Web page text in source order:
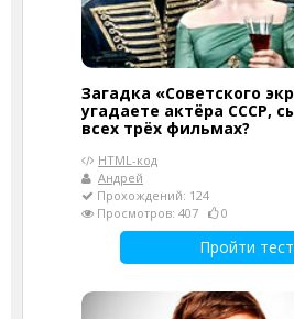
Загадка «Советского
угадаете актёра СССР,
всех трёх фильмах?
HTML-код
Андрей
Прохождений: 124
Просмотров: 407
0
Пройти тест